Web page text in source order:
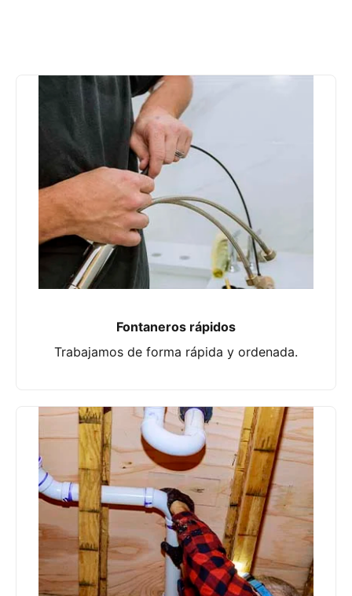
Fontaneros rápidos
Trabajamos de forma rápida y ordenada.